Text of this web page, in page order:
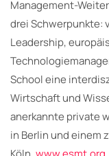
Management-
drei Schwerpunkte:
Leadership,
School eine
Wirtschaft und
anerkannte private
in Berlin und einem